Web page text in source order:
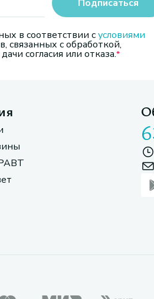
в соответствии сусловиями
связанных с обработкой,
согласия или отказа.
Подписаться